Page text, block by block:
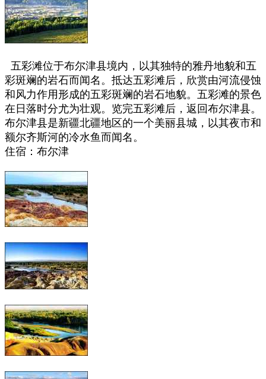
五彩滩位于布尔津县境内，以其独特的雅丹地貌和五
彩斑斓的岩石而闻名。 抵达五彩滩后，欣赏由河流侵蚀
和风力作用形成的五彩斑斓的岩石地貌。五彩滩的景色
在日落时分尤为壮观。 览完五彩滩后，返回布尔津县。
布尔津县是新疆北疆地区的一个美丽县城，以其夜市和
额尔齐斯河的冷水鱼而闻名。
住宿：布尔津